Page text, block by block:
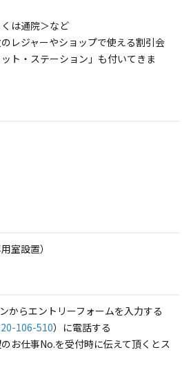
は通院＞など
レジャーやショップで使える割引会
ト・ステーション」も付いてきま
室設置）
からエントリーフォームを入力する
106-510）に電話する
お仕事No.を受付時に伝えて頂くとス